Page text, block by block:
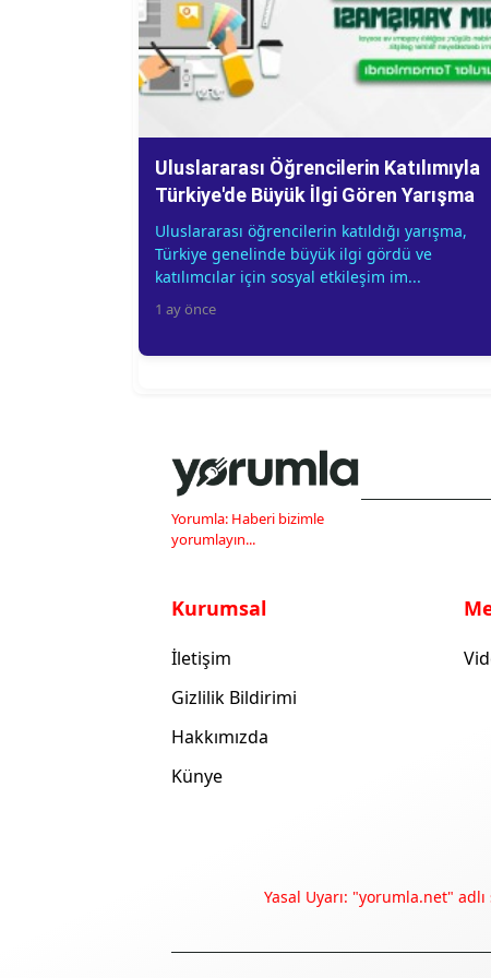
Uluslararası Öğrencilerin Katılımıyla
Türkiye'de Büyük İlgi Gören Yarışma
Uluslararası öğrencilerin katıldığı yarışma,
Türkiye genelinde büyük ilgi gördü ve
katılımcılar için sosyal etkileşim im...
1 ay önce
Yorumla: Haberi bizimle
yorumlayın...
Kurumsal
İletişim
Gizlilik Bildirimi
Hakkımızda
Künye
Yasal Uyarı: "yorumla.net"